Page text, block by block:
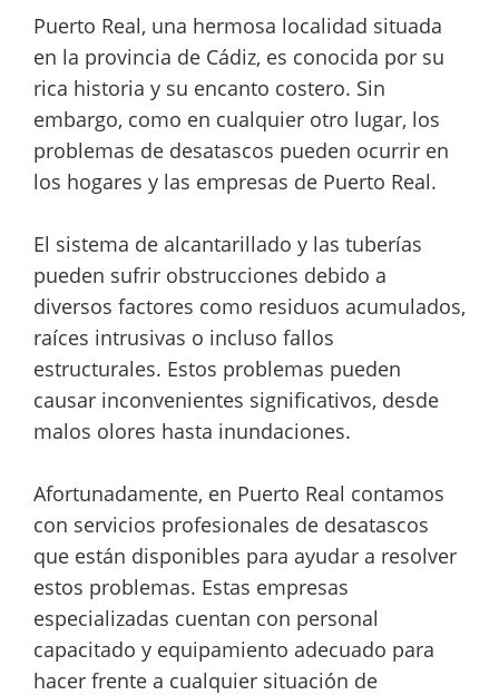
Puerto Real, una hermosa localidad situada
en la provincia de Cádiz, es conocida por su
rica historia y su encanto costero. Sin
embargo, como en cualquier otro lugar, los
problemas de desatascos pueden ocurrir en
los hogares y las empresas de Puerto Real.
El sistema de alcantarillado y las tuberías
pueden sufrir obstrucciones debido a
diversos factores como residuos acumulados,
raíces intrusivas o incluso fallos
estructurales. Estos problemas pueden
causar inconvenientes significativos, desde
malos olores hasta inundaciones.
Afortunadamente, en Puerto Real contamos
con servicios profesionales de desatascos
que están disponibles para ayudar a resolver
estos problemas. Estas empresas
especializadas cuentan con personal
capacitado y equipamiento adecuado para
hacer frente a cualquier situación de